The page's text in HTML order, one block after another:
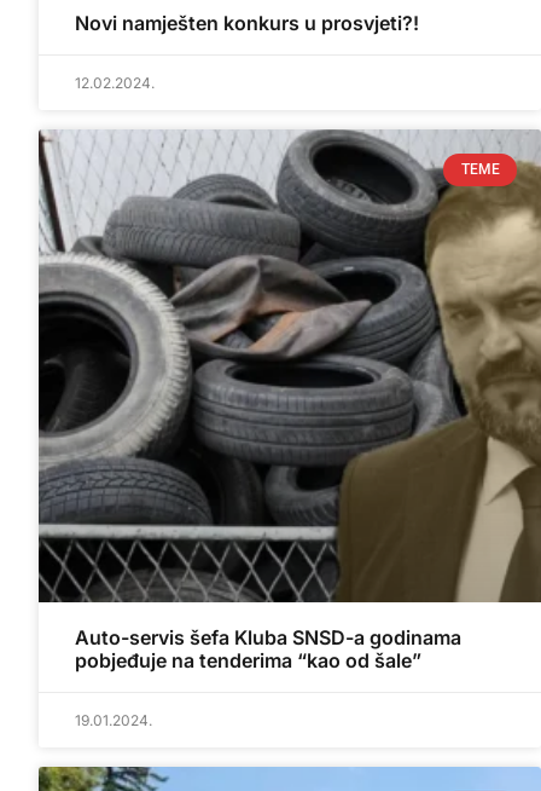
Novi namješten konkurs u prosvjeti?!
12.02.2024.
TEME
Auto-servis šefa Kluba SNSD-a godinama
pobjeđuje na tenderima “kao od šale”
19.01.2024.